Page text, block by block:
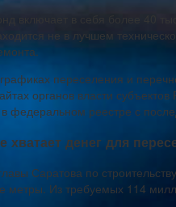
включает в себя более 40
не в лучшем
переселения и
органов власти
в федеральном реестре с
хватает денег для
Саратова по
метры. Из требуемых 114